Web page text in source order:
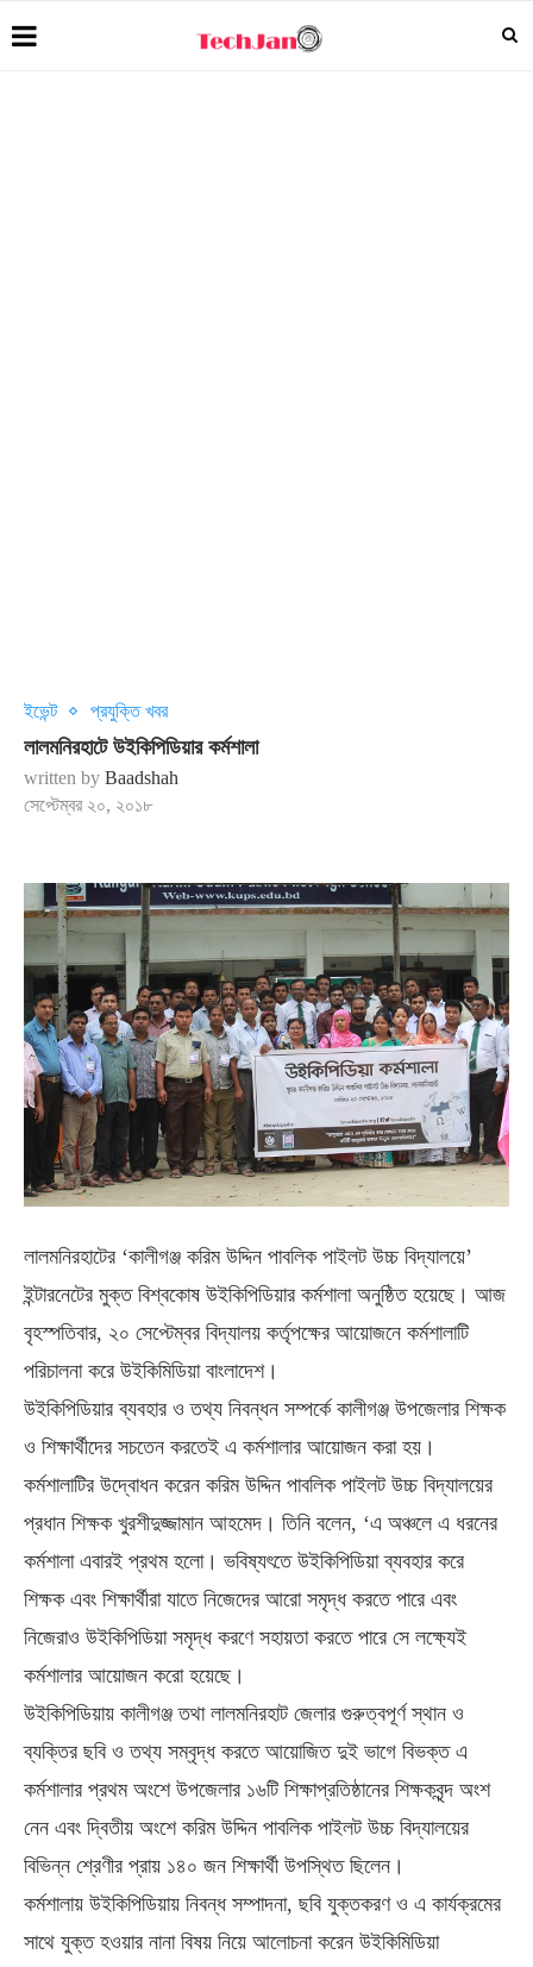
ইভেন্ট প্রযুক্তি খবর
লালমনিরহাটে উইকিপিডিয়ার কর্মশালা
written by Baadshah
সেপ্টেম্বর ২০, ২০১৮
লালমনিরহাটের ‘কালীগঞ্জ করিম উদ্দিন পাবলিক পাইলট উচ্চ বিদ্যালয়ে’
ইন্টারনেটের মুক্ত বিশ্বকোষ উইকিপিডিয়ার কর্মশালা অনুষ্ঠিত হয়েছে। আজ
বৃহস্পতিবার, ২০ সেপ্টেম্বর বিদ্যালয় কর্তৃপক্ষের আয়োজনে কর্মশালাটি
পরিচালনা করে উইকিমিডিয়া বাংলাদেশ।
উইকিপিডিয়ার ব্যবহার ও তথ্য নিবন্ধন সম্পর্কে কালীগঞ্জ উপজেলার শিক্ষক
ও শিক্ষার্থীদের সচতেন করতেই এ কর্মশালার আয়োজন করা হয়।
কর্মশালাটির উদ্বোধন করেন করিম উদ্দিন পাবলিক পাইলট উচ্চ বিদ্যালয়ের
প্রধান শিক্ষক খুরশীদুজ্জামান আহমেদ। তিনি বলেন, ‘এ অঞ্চলে এ ধরনের
কর্মশালা এবারই প্রথম হলো। ভবিষ্যৎতে উইকিপিডিয়া ব্যবহার করে
শিক্ষক এবং শিক্ষার্থীরা যাতে নিজেদের আরো সমৃদ্ধ করতে পারে এবং
নিজেরাও উইকিপিডিয়া সমৃদ্ধ করণে সহায়তা করতে পারে সে লক্ষ্যেই
কর্মশালার আয়োজন করো হয়েছে।
উইকিপিডিয়ায় কালীগঞ্জ তথা লালমনিরহাট জেলার গুরুত্বপূর্ণ স্থান ও
ব্যক্তির ছবি ও তথ্য সম্বৃদ্ধ করতে আয়োজিত দুই ভাগে বিভক্ত এ
কর্মশালার প্রথম অংশে উপজেলার ১৬টি শিক্ষাপ্রতিষ্ঠানের শিক্ষকবৃন্দ অংশ
নেন এবং দ্বিতীয় অংশে করিম উদ্দিন পাবলিক পাইলট উচ্চ বিদ্যালয়ের
বিভিন্ন শ্রেণীর প্রায় ১৪০ জন শিক্ষার্থী উপস্থিত ছিলেন।
কর্মশালায় উইকিপিডিয়ায় নিবন্ধ সম্পাদনা, ছবি যুক্তকরণ ও এ কার্যক্রমের
সাথে যুক্ত হওয়ার নানা বিষয় নিয়ে আলোচনা করেন উইকিমিডিয়া